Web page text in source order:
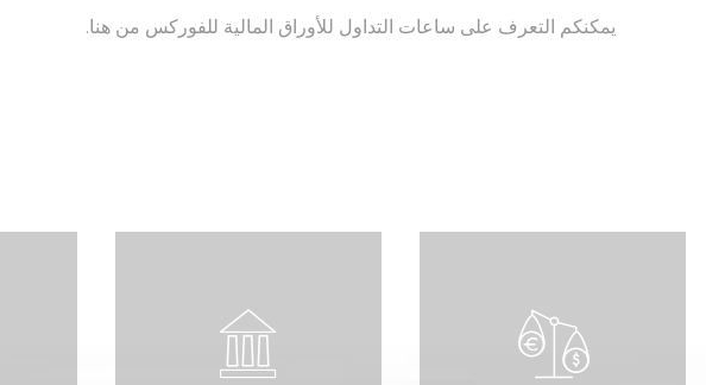
يمكنكم التعرف على ساعات التداول للأوراق المالية للفوركس من هنا.